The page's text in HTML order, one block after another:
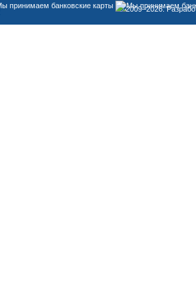
© 2009–2026.